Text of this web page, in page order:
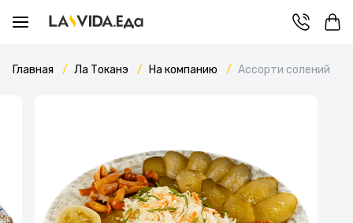
Главная Ла Токанэ На компанию Ассорти солений